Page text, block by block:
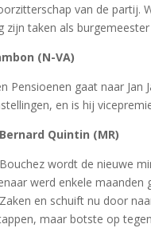
van de partij.
zijn taken als
(N-VA)
Pensioenen gaat naar
en is hij
Quintin (MR)
wordt de nieuwe
werd enkele
en schuift nu door
maar botste op